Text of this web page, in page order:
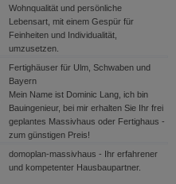
Wohnqualität und persönliche
Lebensart, mit einem Gespür für
Feinheiten und Individualität,
umzusetzen.
Fertighäuser für Ulm, Schwaben und
Bayern
Mein Name ist Dominic Lang, ich bin
Bauingenieur, bei mir erhalten Sie Ihr frei
geplantes Massivhaus oder Fertighaus -
zum günstigen Preis!
domoplan-massivhaus - Ihr erfahrener
und kompetenter Hausbaupartner.